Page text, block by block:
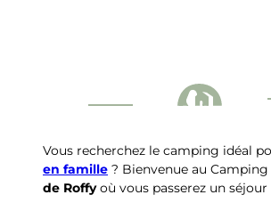
Vous recherchez le camping idéal
en famille ? Bienvenue au Camping
de Roffyoù vous passerez un